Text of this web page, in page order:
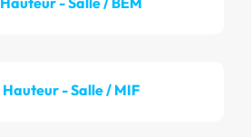
Hauteur - Salle / MIF